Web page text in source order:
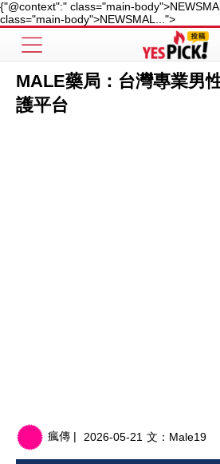
{"@context":" class="main-
class="main-body">NEWSMAL...">
MALE藥局：台灣專業男
護平台
瘋傳 | 2026-05-21 文： Male19